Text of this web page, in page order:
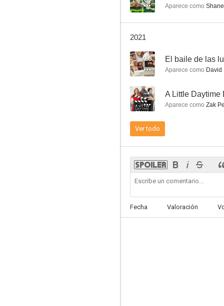
Un romance de novela
--
Aparece como
2021
9.0 El baile de las
Aparece como David
-- A Little Daytime
Aparece como Zak
Ver todo
Fecha Valoración